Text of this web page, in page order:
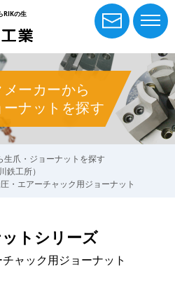
RIKの生
ーカーから
ナットを探す
生爪・ジョーナットを探す
鉄工所）
・エアーチャック用ジョーナット
トシリーズ
ャック用ジョーナット